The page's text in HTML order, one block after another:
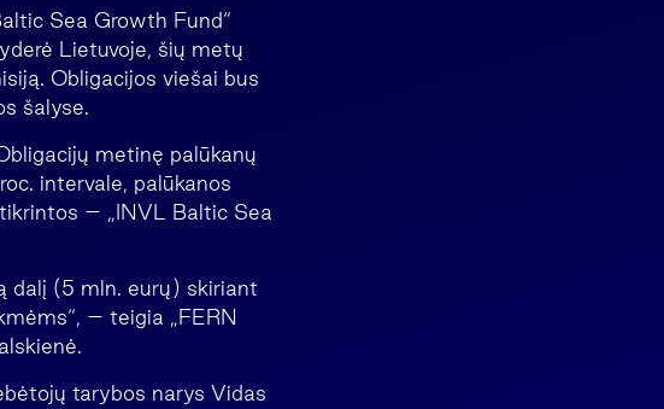
Sea Growth Fund“
Lietuvoje, šių metų
Obligacijos viešai bus
šalyse.
metinę palūkanų
intervale, palūkanos
– „INVL Baltic Sea
dalį (5 mln. eurų) skiriant
– teigia „FERN
tarybos narys Vidas